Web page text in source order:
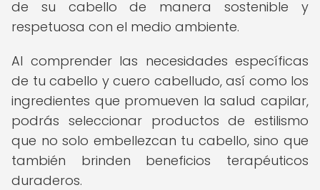
de su cabello de manera sostenible y
respetuosa con el medio ambiente.
Al comprender las necesidades específicas
de tu cabello y cuero cabelludo, así como los
ingredientes que promueven la salud capilar,
podrás seleccionar productos de estilismo
que no solo embellezcan tu cabello, sino que
también brinden beneficios terapéuticos
duraderos.